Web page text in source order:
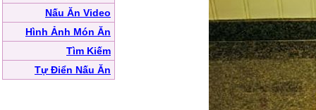
Nấu Ăn Video
Hình Ảnh Món Ăn
Tìm Kiếm
Tự Điển Nấu Ăn